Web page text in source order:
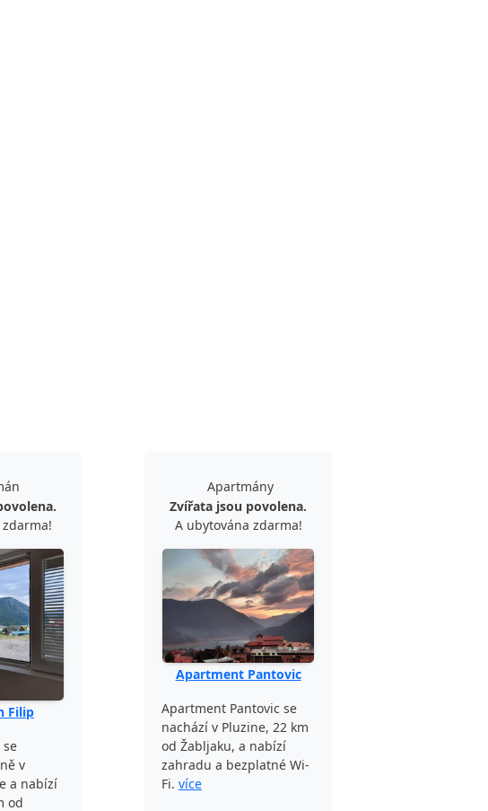
Filip
v
a nabízí
od
Apartmány
Zvířata jsou povolena.
A ubytována zdarma!
Apartment Pantovic
Apartment Pantovic se
nachází v Pluzine, 22 km
od Žabljaku, a nabízí
zahradu a bezplatné Wi-
Fi. více